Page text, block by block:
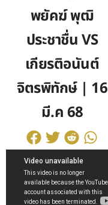
พยัคฆ์ พุฒิ
ประชาชื่น VS
เกียรติอนันต์
จิตรพิทักษ์ | 16
มี.ค 68